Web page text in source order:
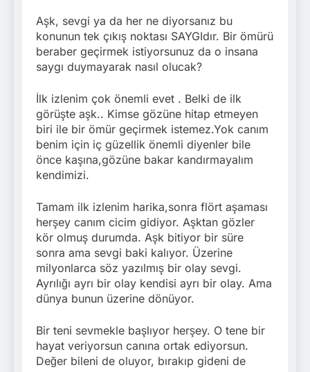
Aşk, sevgi ya da her ne diyorsanız bu
konunun tek çıkış noktası SAYGIdır. Bir ömürü
beraber geçirmek istiyorsunuz da o insana
saygı duymayarak nasıl olucak?
İlk izlenim çok önemli evet . Belki de ilk
görüşte aşk.. Kimse gözüne hitap etmeyen
biri ile bir ömür geçirmek istemez.Yok canım
benim için iç güzellik önemli diyenler bile
önce kaşına,gözüne bakar kandırmayalım
kendimizi.
Tamam ilk izlenim harika,sonra flört aşaması
herşey canım cicim gidiyor. Aşktan gözler
kör olmuş durumda. Aşk bitiyor bir süre
sonra ama sevgi baki kalıyor. Üzerine
milyonlarca söz yazılmış bir olay sevgi.
Ayrılığı ayrı bir olay kendisi ayrı bir olay. Ama
dünya bunun üzerine dönüyor.
Bir teni sevmekle başlıyor herşey. O tene bir
hayat veriyorsun canına ortak ediyorsun.
Değer bileni de oluyor, bırakıp gideni de